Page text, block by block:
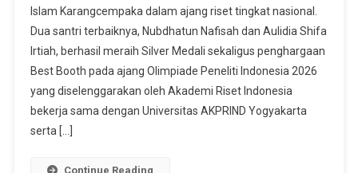
Islam Karangcempaka dalam ajang riset tingkat nasional.
Dua santri terbaiknya, Nubdhatun Nafisah dan Aulidia Shifa
Irtiah, berhasil meraih Silver Medali sekaligus penghargaan
Best Booth pada ajang Olimpiade Peneliti Indonesia 2026
yang diselenggarakan oleh Akademi Riset Indonesia
bekerja sama dengan Universitas AKPRIND Yogyakarta
serta […]
Continue Reading